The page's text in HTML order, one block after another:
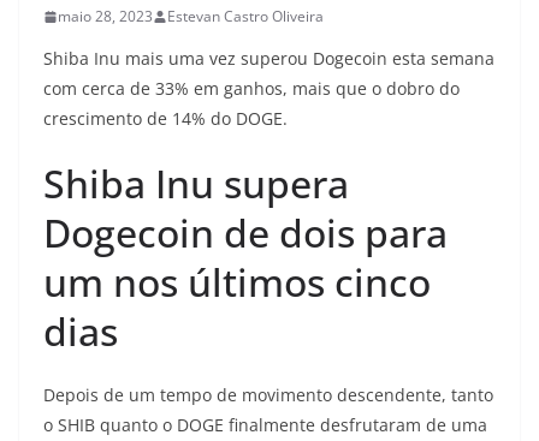
maio 28, 2023 Estevan Castro Oliveira
Shiba Inu mais uma vez superou Dogecoin esta semana
com cerca de 33% em ganhos, mais que o dobro do
crescimento de 14% do DOGE.
Shiba Inu supera
Dogecoin de dois para
um nos últimos cinco
dias
Depois de um tempo de movimento descendente, tanto
o SHIB quanto o DOGE finalmente desfrutaram de uma